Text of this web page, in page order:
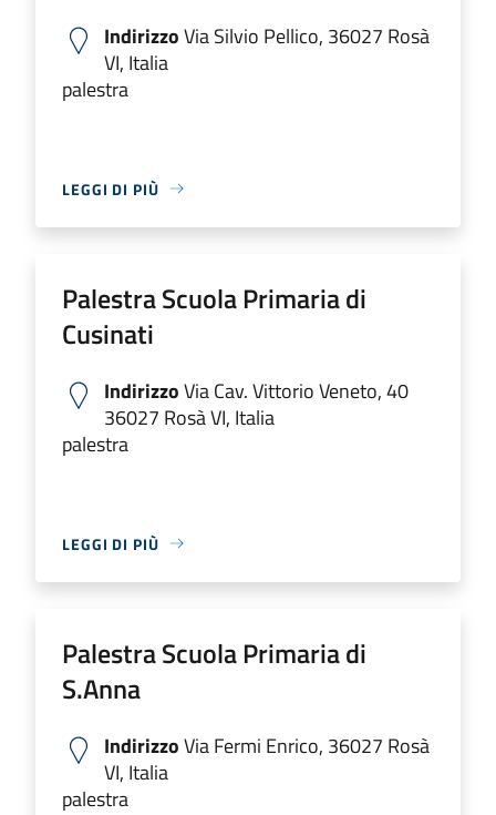
IndirizzoVia Silvio Pellico, 36027 Rosà
VI, Italia
palestra
LEGGI DI PIÙ
Palestra Scuola Primaria di
Cusinati
IndirizzoVia Cav. Vittorio Veneto, 40
36027 Rosà VI, Italia
palestra
LEGGI DI PIÙ
Palestra Scuola Primaria di
S.Anna
IndirizzoVia Fermi Enrico, 36027 Rosà
VI, Italia
palestra